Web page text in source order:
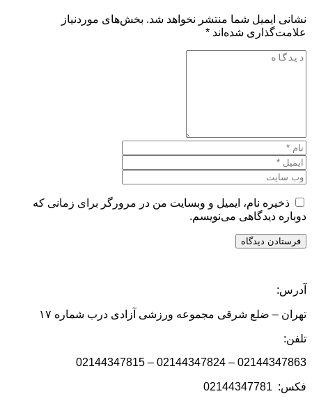
نشانی ایمیل شما منتشر نخواهد شد. بخش‌های موردنیاز
علامت‌گذاری شده‌اند *
ذخیره نام، ایمیل و وبسایت من در مرورگر برای زمانی که
دوباره دیدگاهی می‌نویسم.
آدرس:
تهران – ضلع شرقی مجموعه ورزشی آزادی درب شماره ۱۷
تلفن:
02144347863 – 02144347824 – 02144347815
فکس: 02144347781